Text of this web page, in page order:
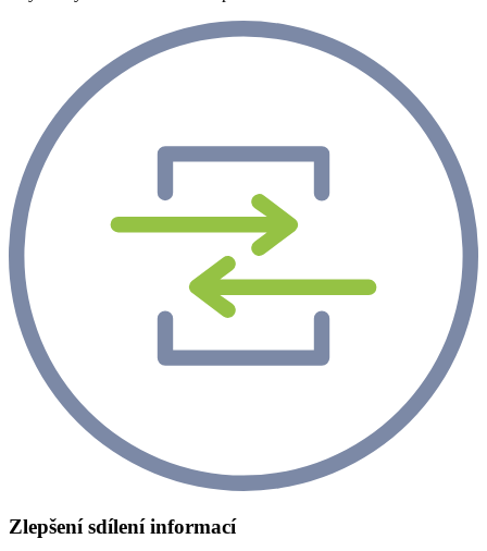
Zlepšení sdílení informací